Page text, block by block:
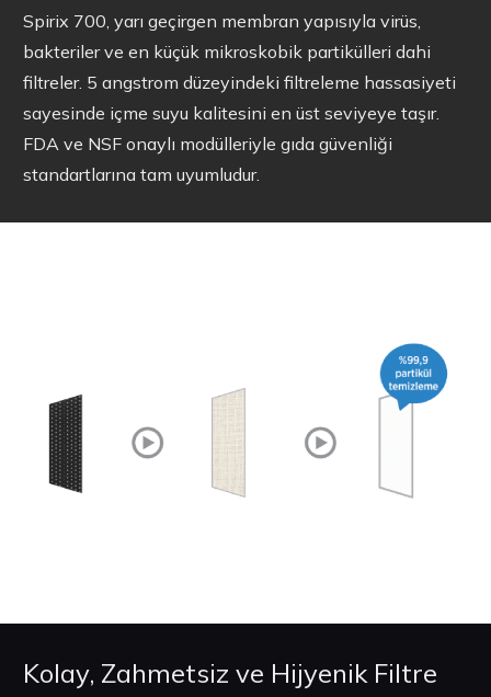
Spirix 700, yarı geçirgen membran yapısıyla virüs,
bakteriler ve en küçük mikroskobik partikülleri dahi
filtreler. 5 angstrom düzeyindeki filtreleme hassasiyeti
sayesinde içme suyu kalitesini en üst seviyeye taşır.
FDA ve NSF onaylı modülleriyle gıda güvenliği
standartlarına tam uyumludur.
Kolay, Zahmetsiz ve Hijyenik Filtre